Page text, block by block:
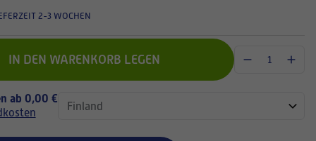
2-3 WOCHEN
IN DEN WARENKORB LEGEN
ab 0,00 €